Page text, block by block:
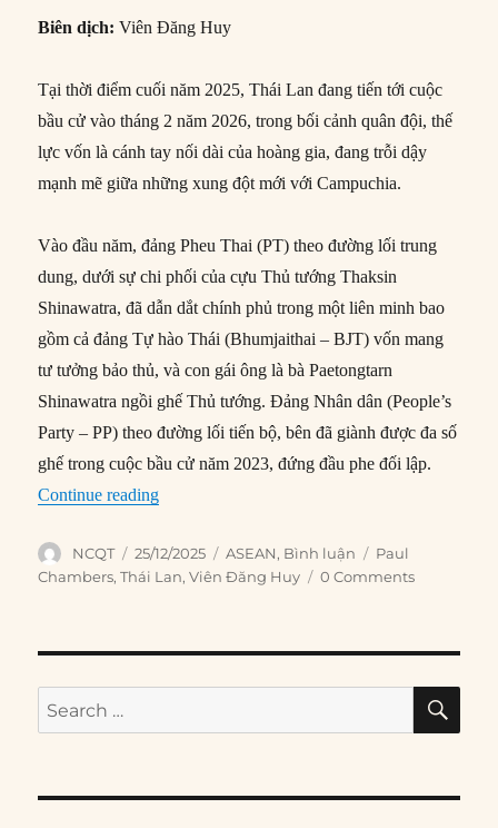
Biên dịch:Viên Đăng Huy
Tại thời điểm cuối năm 2025, Thái Lan đang tiến tới cuộc
bầu cử vào tháng 2 năm 2026, trong bối cảnh quân đội, thế
lực vốn là cánh tay nối dài của hoàng gia, đang trỗi dậy
mạnh mẽ giữa những xung đột mới với Campuchia.
Vào đầu năm, đảng Pheu Thai (PT) theo đường lối trung
dung, dưới sự chi phối của cựu Thủ tướng Thaksin
Shinawatra, đã dẫn dắt chính phủ trong một liên minh bao
gồm cả đảng Tự hào Thái (Bhumjaithai – BJT) vốn mang
tư tưởng bảo thủ, và con gái ông là bà Paetongtarn
Shinawatra ngồi ghế Thủ tướng. Đảng Nhân dân (People’s
Party – PP) theo đường lối tiến bộ, bên đã giành được đa số
ghế trong cuộc bầu cử năm 2023, đứng đầu phe đối lập.
Continue reading“Quân đội Thái mượn khủng hoảng biên giới
Author
NCQT
Posted
on
25/12/2025 Categories
ASEAN, Bình luận Tags
Paul
Chambers,Thái Lan,Viên Đăng Huy 0 Comments
Search
for: